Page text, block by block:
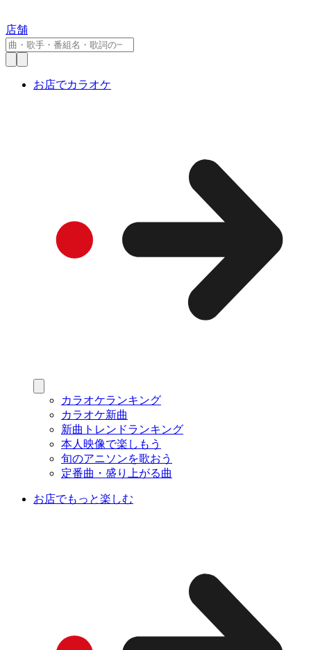
店舗
お店でカラオケ
カラオケランキング
カラオケ新曲
新曲トレンドランキング
本人映像で楽しもう
旬のアニソンを歌おう
定番曲・盛り上がる曲
お店でもっと楽しむ